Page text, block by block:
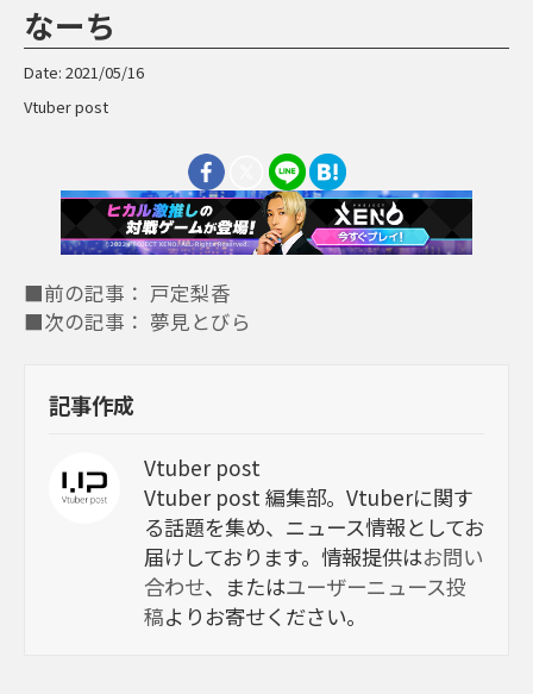
なーち
Date: 2021/05/16
Vtuber post
■前の記事： 戸定梨香
■次の記事： 夢見とびら
記事作成
Vtuber post
Vtuber post 編集部。Vtuberに関す
る話題を集め、ニュース情報としてお
届けしております。情報提供はお問い
合わせ、またはユーザーニュース投
稿よりお寄せください。